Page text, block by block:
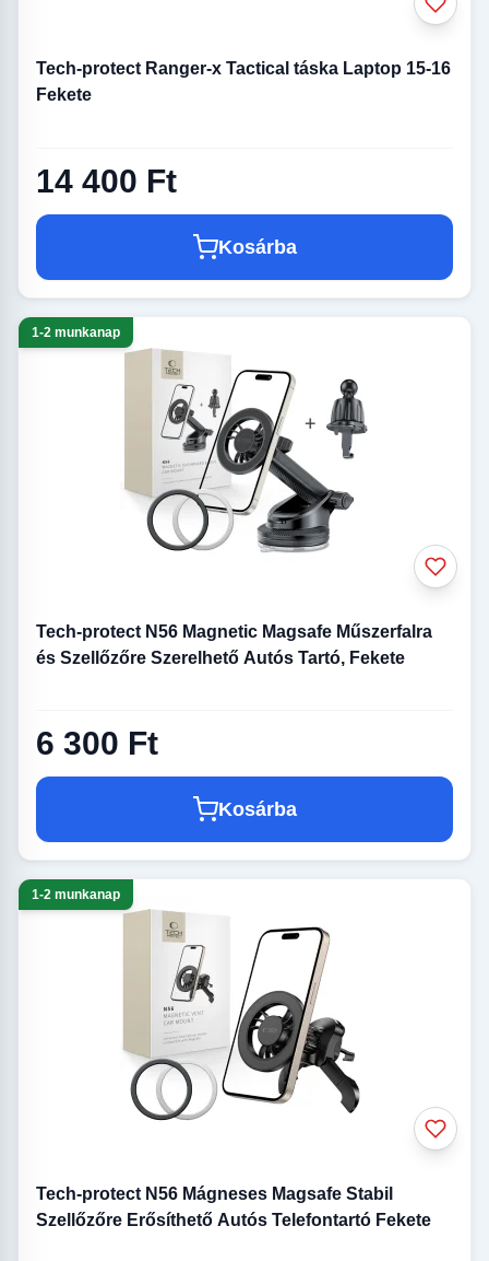
Tech-protect Ranger-x Tactical táska Laptop 15-16
Fekete
14 400 Ft
Kosárba
1-2 munkanap
Tech-protect N56 Magnetic Magsafe Műszerfalra
és Szellőzőre Szerelhető Autós Tartó, Fekete
6 300 Ft
Kosárba
1-2 munkanap
Tech-protect N56 Mágneses Magsafe Stabil
Szellőzőre Erősíthető Autós Telefontartó Fekete